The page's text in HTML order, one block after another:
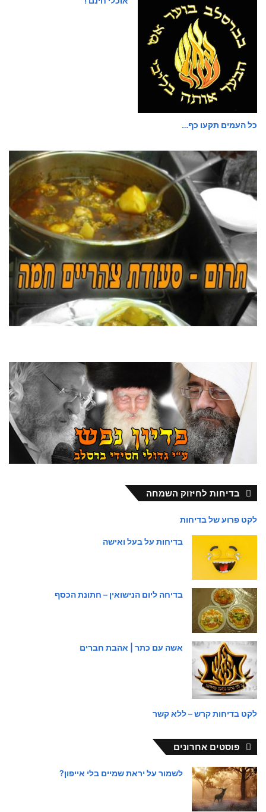
כל העמים תקעו כף…
בדיחות לחיזוק השמחה
לקט פרוע של בדיחות
בדיחות על בעל ואישה
בדיחה ליום הנישואין – חתונת הכסף
אשה עם כתר | אהבת חברים
לקט בדיחות קרש – ללא קשר
פוסטים אחרונים
לשמור על יראת שמיים בלי אייפון?